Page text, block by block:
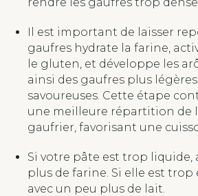
Il est important de laisser
gaufres hydrate la farine,
le gluten, et développe les
ainsi des gaufres plus
savoureuses. Cette étape
une meilleure répartition de
gaufrier, favorisant une
Si votre pâte est trop liquide,
plus de farine. Si elle est trop
avec un peu plus de lait.